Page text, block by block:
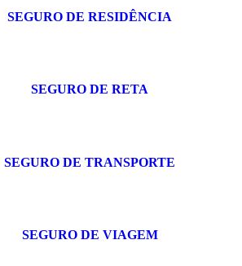
SEGURO DE RESIDÊNCIA
SEGURO DE RETA
SEGURO DE TRANSPORTE
SEGURO DE VIAGEM